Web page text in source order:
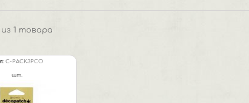
из 1 товара
C-PACK3PCO
шт.